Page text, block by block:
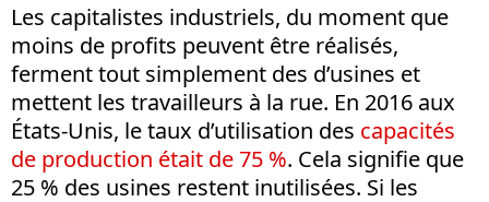
Les capitalistes industriels, du moment que
moins de profits peuvent être réalisés,
ferment tout simplement des d’usines et
mettent les travailleurs à la rue. En 2016 aux
États-Unis, le taux d’utilisation des capacités
de production était de 75 %. Cela signifie que
25 % des usines restent inutilisées. Si les